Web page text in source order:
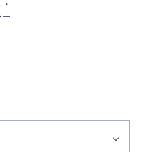
ー